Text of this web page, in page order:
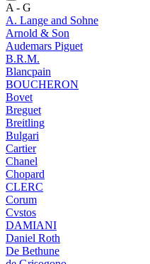
A - G
A. Lange and Sohne
Arnold & Son
Audemars Piguet
B.R.M.
Blancpain
BOUCHERON
Bovet
Breguet
Breitling
Bulgari
Cartier
Chanel
Chopard
CLERC
Corum
Cvstos
DAMIANI
Daniel Roth
De Bethune